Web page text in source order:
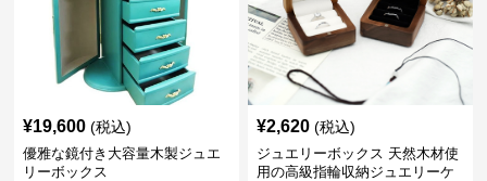
¥19,600 (税込)
優雅な鏡付き大容量木製ジュエ
リーボックス
¥2,620 (税込)
ジュエリーボックス 天然木材使
用の高級指輪収納ジュエリーケ